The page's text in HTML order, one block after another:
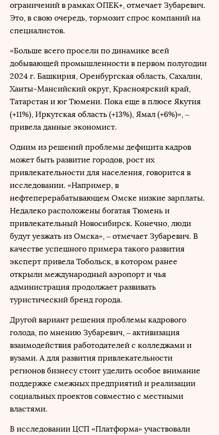
ограничений в рамках ОПЕК+, отмечает Зубаревич.
Это, в свою очередь, тормозит спрос компаний на
специалистов.
«Больше всего просели по динамике всей
добывающей промышленности в первом полугодии
2024 г. Башкирия, Оренбургская область, Сахалин,
Ханты-Мансийский округ, Красноярский край,
Татарстан и юг Тюмени. Пока еще в плюсе Якутия
(+11%), Иркутская область (+13%), Ямал (+6%)», –
привела данные экономист.
Одним из решений проблемы дефицита кадров
может быть развитие городов, рост их
привлекательности для населения, говорится в
исследовании. «Например, в
нефтеперерабатывающем Омске низкие зарплаты.
Недалеко расположены богатая Тюмень и
привлекательный Новосибирск. Конечно, люди
будут уезжать из Омска», – отмечает Зубаревич. В
качестве успешного примера такого развития
эксперт привела Тобольск, в котором ранее
открыли международный аэропорт и чья
администрация продолжает развивать
туристический бренд города.
Другой вариант решения проблемы кадрового
голода, по мнению Зубаревич, – активизация
взаимодействия работодателей с колледжами и
вузами. А для развития привлекательности
регионов бизнесу стоит уделить особое внимание
поддержке смежных предприятий и реализации
социальных проектов совместно с местными
властями.
В исследовании ЦСП «Платформа» участвовали